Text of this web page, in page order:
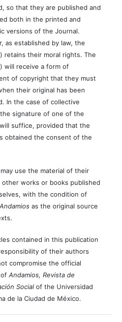
so that they are published and
both in the printed and
versions of the Journal.
as established by law, the
retains their moral rights. The
will receive a form of
of copyright that they must
their original has been
In the case of collective
signature of one of the
suffice, provided that the
obtained the consent of the
use the material of their
other works or books published
with the condition of
Andamios as the original source
contained in this publication
of their authors
compromise the official
ofAndamios, Revista de
Socialof the Universidad
de la Ciudad de México.